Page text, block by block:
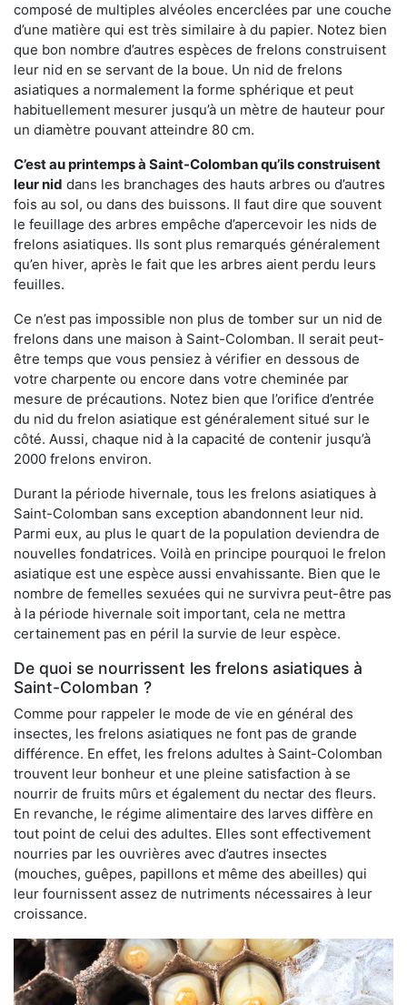
composé de multiples alvéoles encerclées par une couche
d’une matière qui est très similaire à du papier. Notez bien
que bon nombre d’autres espèces de frelons construisent
leur nid en se servant de la boue. Un nid de frelons
asiatiques a normalement la forme sphérique et peut
habituellement mesurer jusqu’à un mètre de hauteur pour
un diamètre pouvant atteindre 80 cm.
C’est au printemps à Saint-Colomban qu’ils construisent
leur nid dans les branchages des hauts arbres ou d’autres
fois au sol, ou dans des buissons. Il faut dire que souvent
le feuillage des arbres empêche d’apercevoir les nids de
frelons asiatiques. Ils sont plus remarqués généralement
qu’en hiver, après le fait que les arbres aient perdu leurs
feuilles.
Ce n’est pas impossible non plus de tomber sur un nid de
frelons dans une maison à Saint-Colomban. Il serait peut-
être temps que vous pensiez à vérifier en dessous de
votre charpente ou encore dans votre cheminée par
mesure de précautions. Notez bien que l’orifice d’entrée
du nid du frelon asiatique est généralement situé sur le
côté. Aussi, chaque nid à la capacité de contenir jusqu’à
2000 frelons environ.
Durant la période hivernale, tous les frelons asiatiques à
Saint-Colomban sans exception abandonnent leur nid.
Parmi eux, au plus le quart de la population deviendra de
nouvelles fondatrices. Voilà en principe pourquoi le frelon
asiatique est une espèce aussi envahissante. Bien que le
nombre de femelles sexuées qui ne survivra peut-être pas
à la période hivernale soit important, cela ne mettra
certainement pas en péril la survie de leur espèce.
De quoi se nourrissent les frelons asiatiques à
Saint-Colomban ?
Comme pour rappeler le mode de vie en général des
insectes, les frelons asiatiques ne font pas de grande
différence. En effet, les frelons adultes à Saint-Colomban
trouvent leur bonheur et une pleine satisfaction à se
nourrir de fruits mûrs et également du nectar des fleurs.
En revanche, le régime alimentaire des larves diffère en
tout point de celui des adultes. Elles sont effectivement
nourries par les ouvrières avec d’autres insectes
(mouches, guêpes, papillons et même des abeilles) qui
leur fournissent assez de nutriments nécessaires à leur
croissance.